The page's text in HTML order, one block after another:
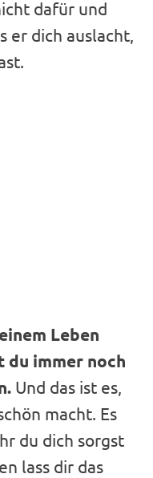
dafür und
er dich auslacht,
Leben
du immer noch
Und das ist es,
macht. Es
du dich sorgst
lass dir das